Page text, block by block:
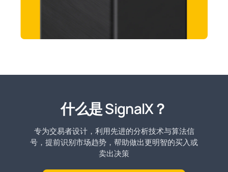
什么是 SignalX？
专为交易者设计，利用先进的分析技术与算法信
号，提前识别市场趋势，帮助做出更明智的买入或
卖出决策